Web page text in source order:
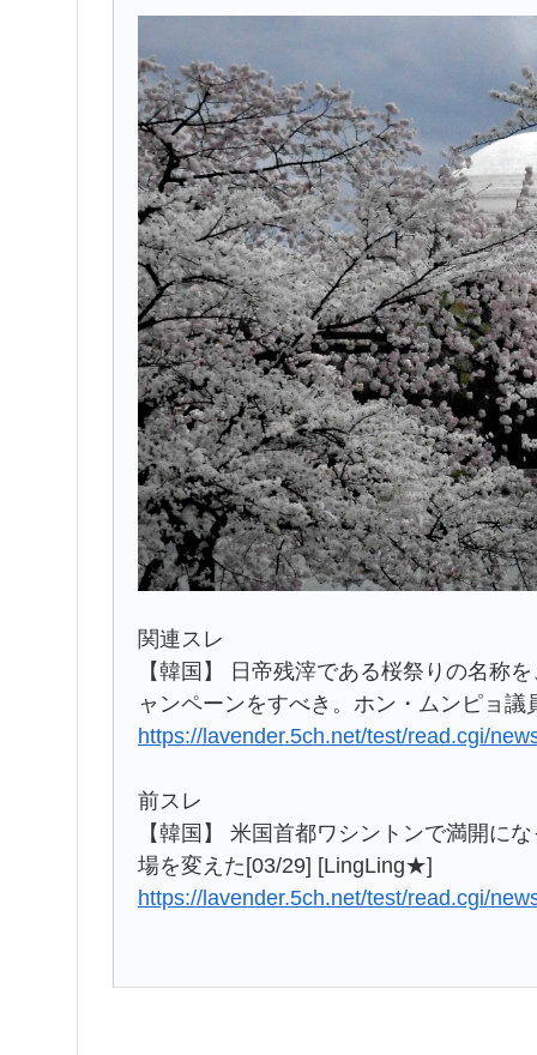
関連スレ
【韓国】 日帝残滓である桜祭りの名称
ャンペーンをすべき。ホン・ムンピョ
https://lavender.5ch.net/test/read.cgi/
前スレ
【韓国】 米国首都ワシントンで満開
場を変えた[03/29] [LingLing★]
https://lavender.5ch.net/test/read.cgi/